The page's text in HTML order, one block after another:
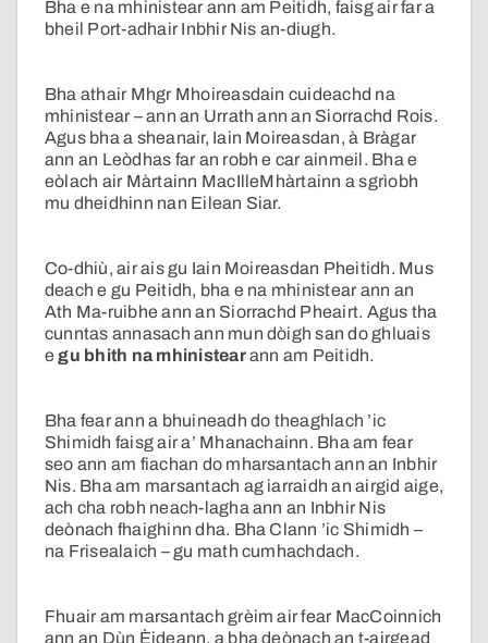
Bha e na mhinistear ann am Peitidh, faisg air far a
bheil Port-adhair Inbhir Nis an-diugh.
Bha athair Mhgr Mhoireasdain cuideachd na
mhinistear – ann an Urrath ann an Siorrachd Rois.
Agus bha a sheanair, Iain Moireasdan, à Bràgar
ann an Leòdhas far an robh e car ainmeil. Bha e
eòlach air Màrtainn MacIlleMhàrtainn a sgrìobh
mu dheidhinn nan Eilean Siar.
Co-dhiù, air ais gu Iain Moireasdan Pheitidh. Mus
deach e gu Peitidh, bha e na mhinistear ann an
Ath Ma-ruibhe ann an Siorrachd Pheairt. Agus tha
cunntas annasach ann mun dòigh san do ghluais
egu bhith na mhinistearann am Peitidh.
Bha fear ann a bhuineadh do theaghlach ’ic
Shimidh faisg air a’ Mhanachainn. Bha am fear
seo ann am fiachan do mharsantach ann an Inbhir
Nis. Bha am marsantach ag iarraidh an airgid aige,
ach cha robh neach-lagha ann an Inbhir Nis
deònach fhaighinn dha. Bha Clann ’ic Shimidh –
na Frisealaich – gu math cumhachdach.
Fhuair am marsantach grèim air fear MacCoinnich
ann an Dùn Èideann, a bha deònach an t-airgead